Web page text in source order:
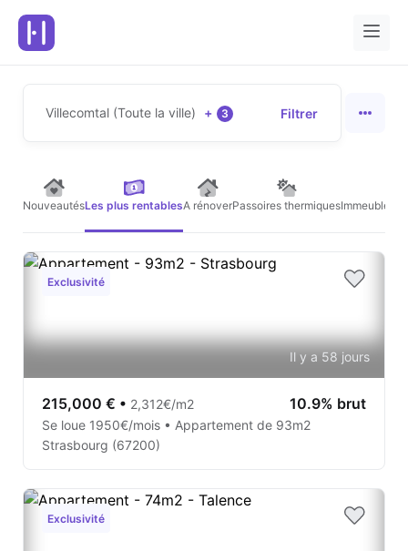
Villecomtal (Toute la ville) + 3 Filtrer
NouveautésLes plus rentablesA rénoverPassoires thermiquesImmeubles
Exclusivité
Il y a 58 jours
215,000 € • 2,312€/m2 10.9% brut
Se loue 1950€/mois • Appartement de 93m2
Strasbourg (67200)
Exclusivité